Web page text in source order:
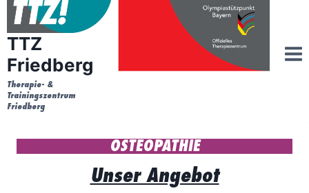
Zum
Inhalt
springen
TTZ
Friedberg
Therapie- &
Trainingszentrum
Friedberg
OSTEOPATHIE
Unser Angebot